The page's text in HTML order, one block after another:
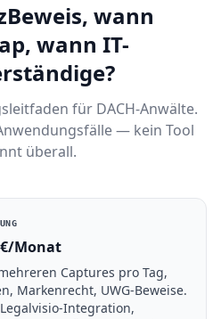
wann
wann IT-
für DACH-Anwälte.
— kein Tool
überall.
Monat
Captures pro Tag,
Markenrecht, UWG-Beweise.
Integration,